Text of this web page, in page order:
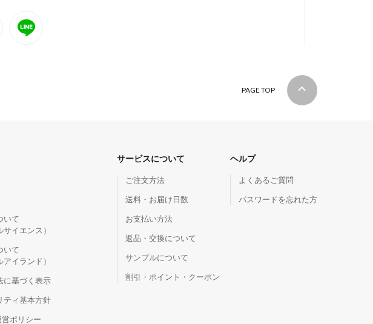
PAGE TOP
いて
サイエンス）
いて
アイランド）
に基づく表示
ティ基本方針
営ポリシー
サービスについて
ご注文方法
送料・お届け日数
お支払い方法
返品・交換について
サンプルについて
割引・ポイント・クーポン
ヘルプ
よくあるご質問
パスワードを忘れた方